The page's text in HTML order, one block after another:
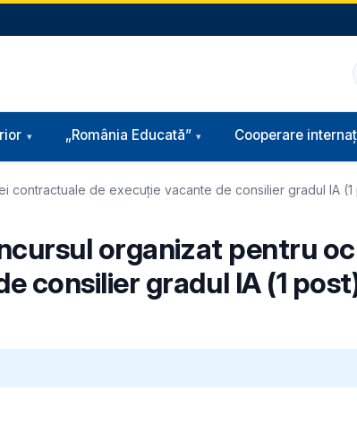
„România Educată” Cooperare
de execuţie vacante de consilier gradul IA
organizat pentru
consilier gradul IA (1